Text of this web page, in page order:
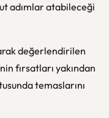
adımlar atabileceği
değerlendirilen
fırsatları yakından
temaslarını